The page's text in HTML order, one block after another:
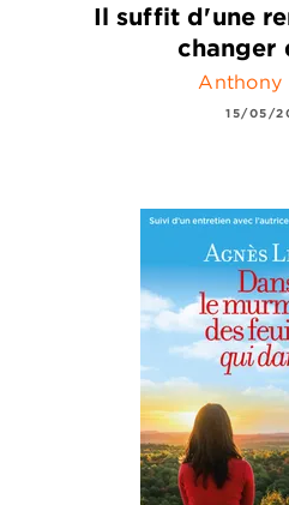
Il suffit d'une
changer
Anthony
15/05/